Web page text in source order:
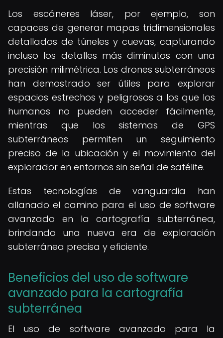
Los escáneres láser, por ejemplo, son
capaces de generar mapas tridimensionales
detallados de túneles y cuevas, capturando
incluso los detalles más diminutos con una
precisión milimétrica. Los drones subterráneos
han demostrado ser útiles para explorar
espacios estrechos y peligrosos a los que los
humanos no pueden acceder fácilmente,
mientras que los sistemas de GPS
subterráneos permiten un seguimiento
preciso de la ubicación y el movimiento del
explorador en entornos sin señal de satélite.
Estas tecnologías de vanguardia han
allanado el camino para el uso de software
avanzado en la cartografía subterránea,
brindando una nueva era de exploración
subterránea precisa y eficiente.
Beneficios del uso de software
avanzado para la cartografía
subterránea
El uso de software avanzado para la